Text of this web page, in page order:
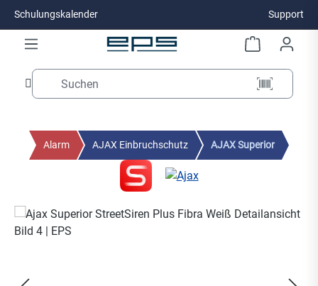
Zum Hauptinhalt springen
Schulungskalender Support
Alarm AJAX Einbruchschutz AJAX Superior
Bildergalerie überspringen